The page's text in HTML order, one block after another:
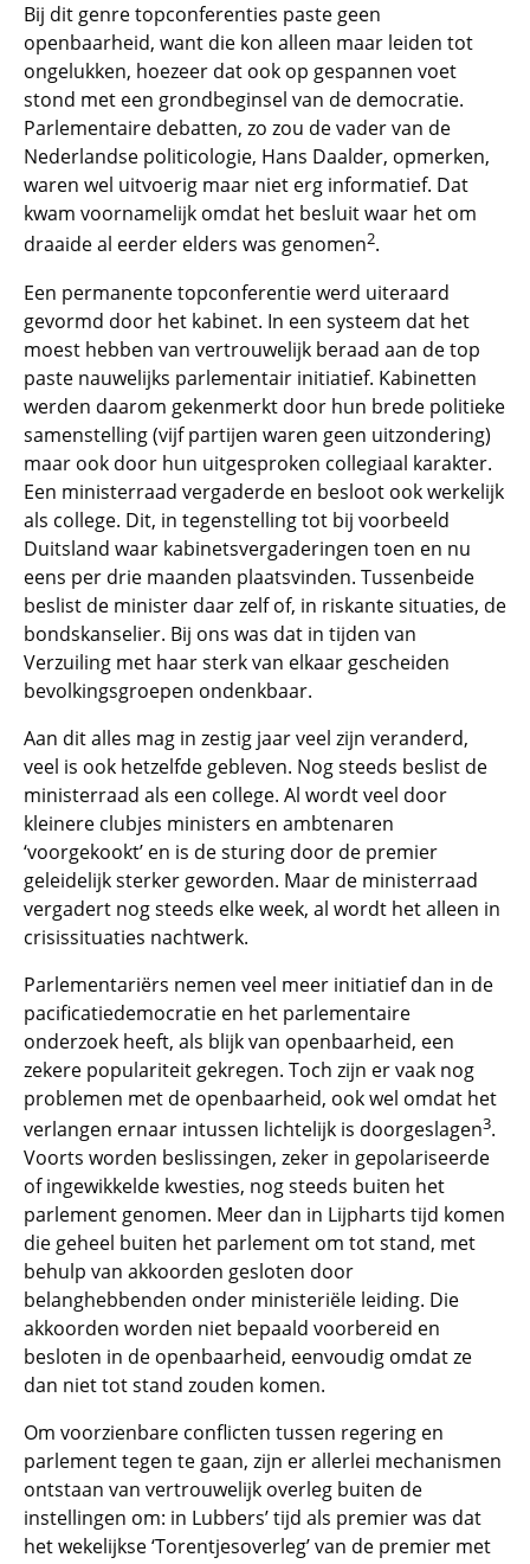
Bij dit genre topconferenties paste geen
openbaarheid, want die kon alleen maar leiden tot
ongelukken, hoezeer dat ook op gespannen voet
stond met een grondbeginsel van de democratie.
Parlementaire debatten, zo zou de vader van de
Nederlandse politicologie, Hans Daalder, opmerken,
waren wel uitvoerig maar niet erg informatief. Dat
kwam voornamelijk omdat het besluit waar het om
draaide al eerder elders was genomen2.
Een permanente topconferentie werd uiteraard
gevormd door het kabinet. In een systeem dat het
moest hebben van vertrouwelijk beraad aan de top
paste nauwelijks parlementair initiatief. Kabinetten
werden daarom gekenmerkt door hun brede politieke
samenstelling (vijf partijen waren geen uitzondering)
maar ook door hun uitgesproken collegiaal karakter.
Een ministerraad vergaderde en besloot ook werkelijk
als college. Dit, in tegenstelling tot bij voorbeeld
Duitsland waar kabinetsvergaderingen toen en nu
eens per drie maanden plaatsvinden. Tussenbeide
beslist de minister daar zelf of, in riskante situaties, de
bondskanselier. Bij ons was dat in tijden van
Verzuiling met haar sterk van elkaar gescheiden
bevolkingsgroepen ondenkbaar.
Aan dit alles mag in zestig jaar veel zijn veranderd,
veel is ook hetzelfde gebleven. Nog steeds beslist de
ministerraad als een college. Al wordt veel door
kleinere clubjes ministers en ambtenaren
‘voorgekookt’ en is de sturing door de premier
geleidelijk sterker geworden. Maar de ministerraad
vergadert nog steeds elke week, al wordt het alleen in
crisissituaties nachtwerk.
Parlementariërs nemen veel meer initiatief dan in de
pacificatiedemocratie en het parlementaire
onderzoek heeft, als blijk van openbaarheid, een
zekere populariteit gekregen. Toch zijn er vaak nog
problemen met de openbaarheid, ook wel omdat het
verlangen ernaar intussen lichtelijk is doorgeslagen3.
Voorts worden beslissingen, zeker in gepolariseerde
of ingewikkelde kwesties, nog steeds buiten het
parlement genomen. Meer dan in Lijpharts tijd komen
die geheel buiten het parlement om tot stand, met
behulp van akkoorden gesloten door
belanghebbenden onder ministeriële leiding. Die
akkoorden worden niet bepaald voorbereid en
besloten in de openbaarheid, eenvoudig omdat ze
dan niet tot stand zouden komen.
Om voorzienbare conflicten tussen regering en
parlement tegen te gaan, zijn er allerlei mechanismen
ontstaan van vertrouwelijk overleg buiten de
instellingen om: in Lubbers’ tijd als premier was dat
het wekelijkse ‘Torentjesoverleg’ van de premier met